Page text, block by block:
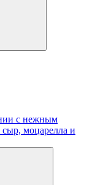
с нежным
моцарелла и